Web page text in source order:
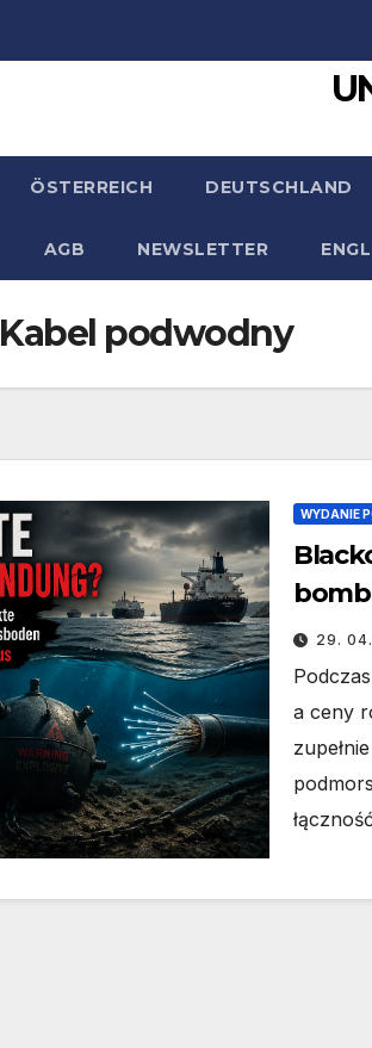
ÖSTERREICH DEUTSCHLAND
AGB NEWSLETTER
Kabel podwodny
WYDANIE
29.
a ceny